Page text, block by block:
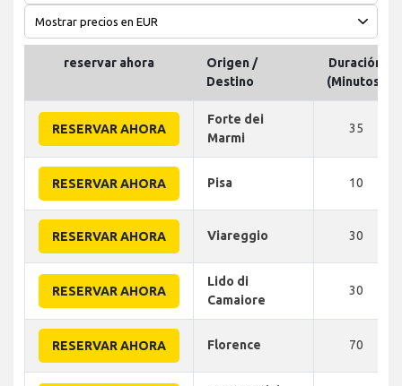
reservar ahora
Origen /
Destino
Duración
(Minutos)
RESERVAR AHORA
Forte dei
Marmi
35
RESERVAR AHORA Pisa 10
RESERVAR AHORA Viareggio 30
RESERVAR AHORA
Lido di
Camaiore
30
RESERVAR AHORA Florence 70